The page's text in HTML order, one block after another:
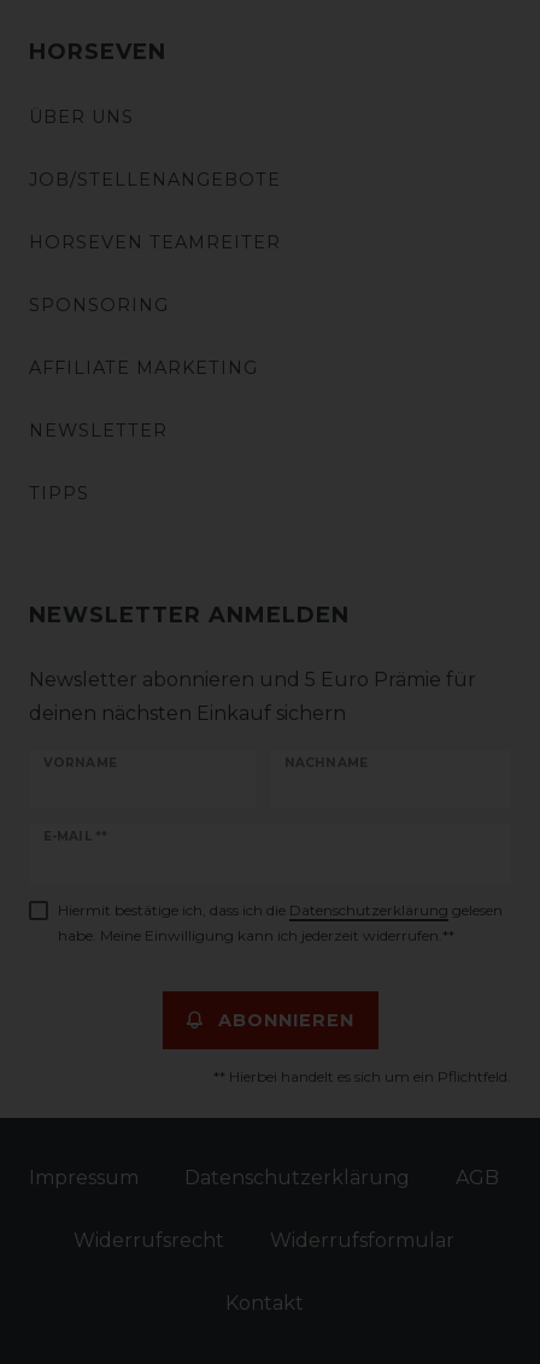
HORSEVEN
ÜBER UNS
JOB/STELLENANGEBOTE
HORSEVEN TEAMREITER
SPONSORING
AFFILIATE MARKETING
NEWSLETTER
TIPPS
NEWSLETTER ANMELDEN
Newsletter abonnieren und 5 Euro Prämie für
deinen nächsten Einkauf sichern
VORNAME NACHNAME
E-MAIL **
Newsletter
Hiermit bestätige ich, dass ich die Daten­schutz­erklärung gelesen
habe. Meine Einwilligung kann ich jederzeit widerrufen.**
ABONNIEREN
** Hierbei handelt es sich um ein Pflichtfeld.
Impressum Daten­schutz­erklärung AGB
Widerrufs­recht Widerrufs­formular
Kontakt